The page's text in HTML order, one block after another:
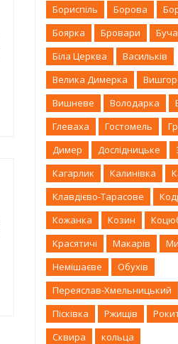
Бориспіль
Борова
Боярка
Бровари
Буча
Біла Церква
Васильків
Велика Димерка
Вишневе
Володарка
Глеваха
Гостомель
Димер
Дослідницьке
Кагарлик
Калинівка
Клавдієво-Тарасове
Кожанка
Козин
Красятичі
Макарів
Немішаєве
Обухів
Переяслав-Хмельницький
Пісківка
Ржищів
Сквира
кольца